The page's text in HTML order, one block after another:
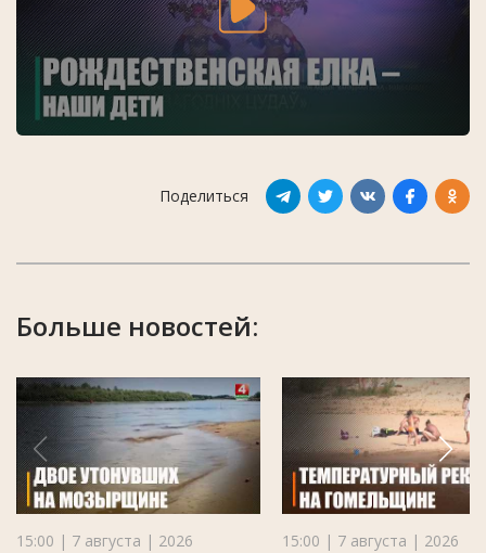
Поделиться
Больше новостей:
15:00 | 7 августа | 2026 15:00 | 7 августа | 2026